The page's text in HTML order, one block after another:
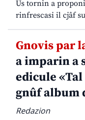
Us tornin a
rinfrescasi il cjâf
Gnovis par
a imparin a
edicule
gnûf album
Redazion